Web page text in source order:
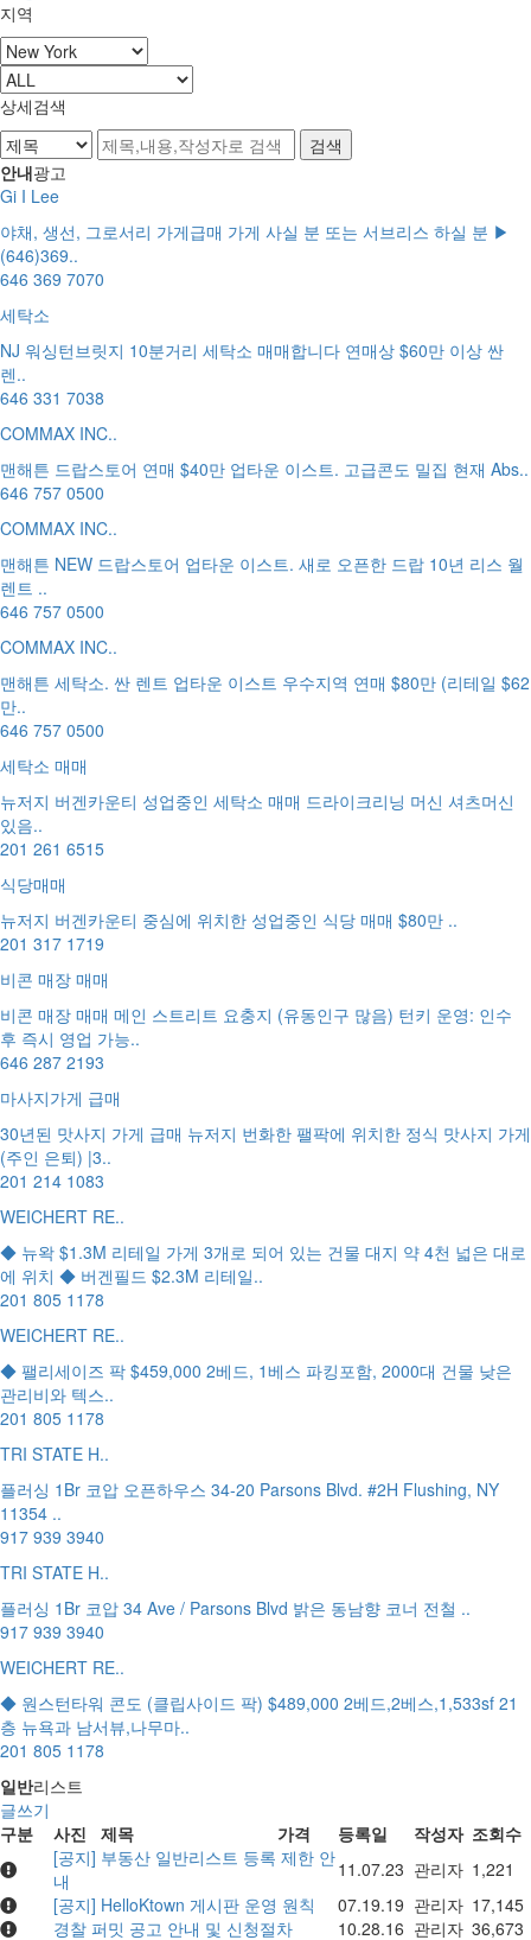
지역
상세검색
안내광고
Gi I Lee
야채, 생선, 그로서리 가게급매 가게 사실 분 또는 서브리스 하실 분 ▶
(646)369..
646 369 7070
세탁소
NJ 워싱턴브릿지 10분거리 세탁소 매매합니다 연매상 $60만 이상 싼
렌..
646 331 7038
COMMAX INC..
맨해튼 드랍스토어 연매 $40만 업타운 이스트. 고급콘도 밀집 현재 Abs..
646 757 0500
COMMAX INC..
맨해튼 NEW 드랍스토어 업타운 이스트. 새로 오픈한 드랍 10년 리스 월
렌트 ..
646 757 0500
COMMAX INC..
맨해튼 세탁소. 싼 렌트 업타운 이스트 우수지역 연매 $80만 (리테일 $62
만..
646 757 0500
세탁소 매매
뉴저지 버겐카운티 성업중인 세탁소 매매 드라이크리닝 머신 셔츠머신
있음..
201 261 6515
식당매매
뉴저지 버겐카운티 중심에 위치한 성업중인 식당 매매 $80만 ..
201 317 1719
비콘 매장 매매
비콘 매장 매매 메인 스트리트 요충지 (유동인구 많음) 턴키 운영: 인수
후 즉시 영업 가능..
646 287 2193
마사지가게 급매
30년된 맛사지 가게 급매 뉴저지 번화한 팰팍에 위치한 정식 맛사지 가게
(주인 은퇴) |3..
201 214 1083
WEICHERT RE..
◆ 뉴왁 $1.3M 리테일 가게 3개로 되어 있는 건물 대지 약 4천 넓은 대로
에 위치 ◆ 버겐필드 $2.3M 리테일..
201 805 1178
WEICHERT RE..
◆ 팰리세이즈 팍 $459,000 2베드, 1베스 파킹포함, 2000대 건물 낮은
관리비와 텍스..
201 805 1178
TRI STATE H..
플러싱 1Br 코압 오픈하우스 34-20 Parsons Blvd. #2H Flushing, NY
11354 ..
917 939 3940
TRI STATE H..
플러싱 1Br 코압 34 Ave / Parsons Blvd 밝은 동남향 코너 전철 ..
917 939 3940
WEICHERT RE..
◆ 원스턴타워 콘도 (클립사이드 팍) $489,000 2베드,2베스,1,533sf 21
층 뉴욕과 남서뷰,나무마..
201 805 1178
일반리스트
글쓰기
구분
사진 제목 가격 등록일 작성자 조회수
[공지] 부동산 일반리스트 등록 제한 안
내
11.07.23 관리자 1,221
[공지] HelloKtown 게시판 운영 원칙
07.19.19 관리자 17,145
경찰 퍼밋 공고 안내 및 신청절차
10.28.16 관리자 36,673